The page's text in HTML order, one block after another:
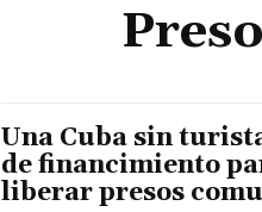
Una Cuba sin
de financimiento
liberar presos